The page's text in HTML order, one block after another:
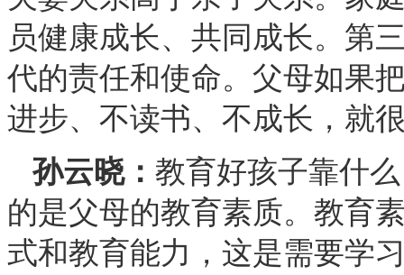
员健康成长、共同成长。第
代的责任和使命。父母如果
进步、不读书、不成长，就
孙云晓： 教育好孩子靠什
的是父母的教育素质。教育
式和教育能力，这是需要学